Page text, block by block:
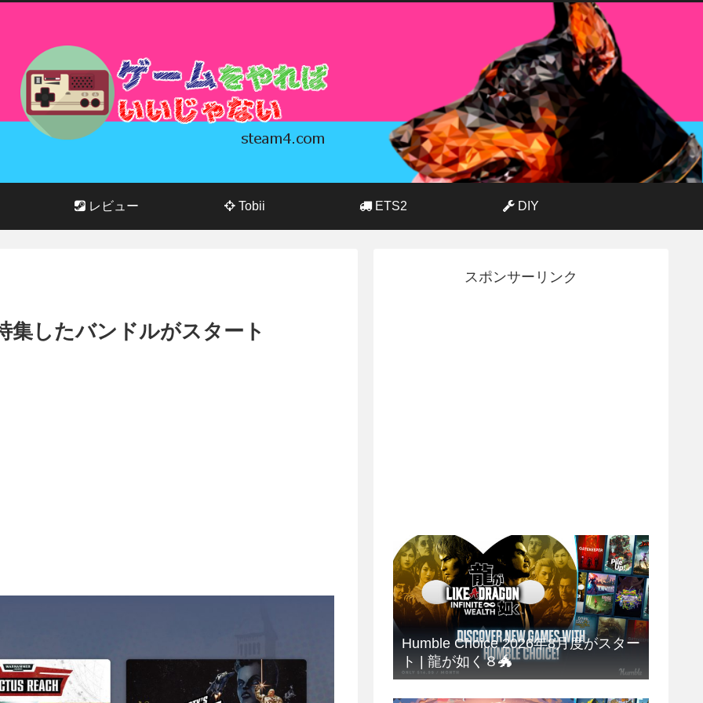
レビュー Tobii ETS2 DIY
したバンドルがスタート
スポンサーリンク
Humble Choice 2026年8月度がスター
ト | 龍が如く８🐲